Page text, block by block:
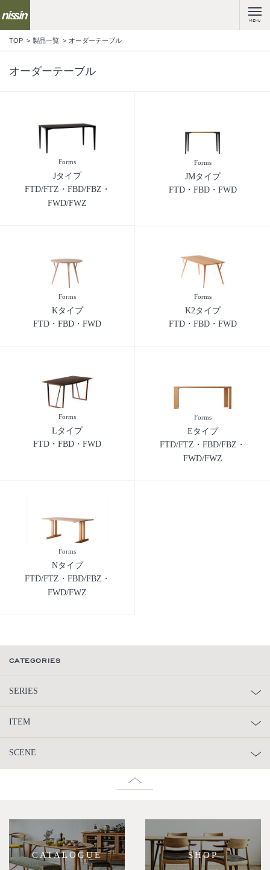
MENU
TOP 製品一覧 オーダーテーブル
オーダーテーブル
Forms
Jタイプ
FTD/FTZ・FBD/FBZ・
FWD/FWZ
Forms
JMタイプ
FTD・FBD・FWD
Forms
Kタイプ
FTD・FBD・FWD
Forms
K2タイプ
FTD・FBD・FWD
Forms
Lタイプ
FTD・FBD・FWD
Forms
Eタイプ
FTD/FTZ・FBD/FBZ・
FWD/FWZ
Forms
Nタイプ
FTD/FTZ・FBD/FBZ・
FWD/FWZ
CATEGORIES
SERIES
ITEM
SCENE
CATALOGUE SHOP